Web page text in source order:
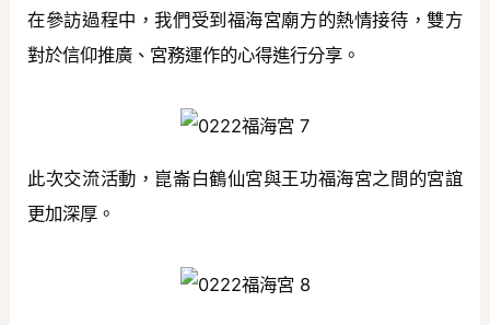
在參訪過程中，我們受到福海宮廟方的熱情接待，雙方
對於信仰推廣、宮務運作的心得進行分享。
此次交流活動，崑崙白鶴仙宮與王功福海宮之間的宮誼
更加深厚。